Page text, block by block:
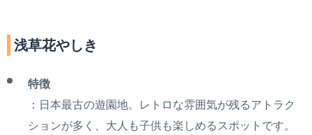
浅草花やしき
特徴
：日本最古の遊園地。レトロな雰囲気が残るアトラク
ションが多く、大人も子供も楽しめるスポットです。